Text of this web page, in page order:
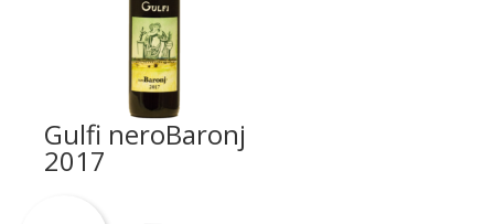
Gulfi neroBaronj
2017